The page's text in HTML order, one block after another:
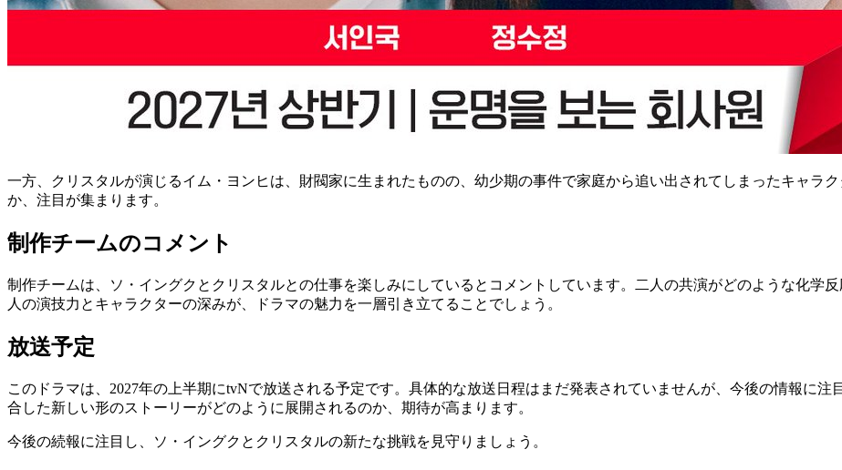
一方、クリスタルが演じるイム・ヨンヒは、財閥家に生まれたものの、幼少期の事件で家庭から追い出されてしまったキャラ
か、注目が集まります。
制作チームのコメント
制作チームは、ソ・イングクとクリスタルとの仕事を楽しみにしているとコメントしています。二人の共演がどのような化学
人の演技力とキャラクターの深みが、ドラマの魅力を一層引き立てることでしょう。
放送予定
このドラマは、2027年の上半期にtvNで放送される予定です。具体的な放送日程はまだ発表されていませんが、今後の情報に
合した新しい形のストーリーがどのように展開されるのか、期待が高まります。
今後の続報に注目し、ソ・イングクとクリスタルの新たな挑戦を見守りましょう。